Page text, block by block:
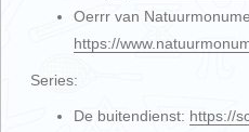
Oerrr van
https://
Series:
De buitendienst: https://